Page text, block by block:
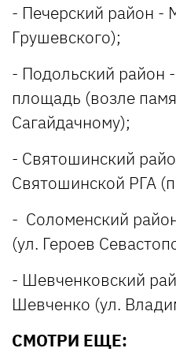
- Печерский район -
Грушевского);
- Подольский район
площадь (возле
Сагайдачному);
- Святошинский
Святошинской РГА
- Соломенский
(ул. Героев
- Шевченковский
Шевченко (ул.
СМОТРИ ЕЩЕ: